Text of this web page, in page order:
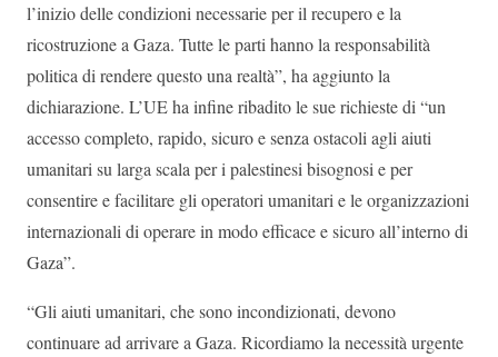
l’inizio delle condizioni necessarie per il recupero e la
ricostruzione a Gaza. Tutte le parti hanno la responsabilità
politica di rendere questo una realtà”, ha aggiunto la
dichiarazione. L’UE ha infine ribadito le sue richieste di “un
accesso completo, rapido, sicuro e senza ostacoli agli aiuti
umanitari su larga scala per i palestinesi bisognosi e per
consentire e facilitare gli operatori umanitari e le organizzazioni
internazionali di operare in modo efficace e sicuro all’interno di
Gaza”.
“Gli aiuti umanitari, che sono incondizionati, devono
continuare ad arrivare a Gaza. Ricordiamo la necessità urgente